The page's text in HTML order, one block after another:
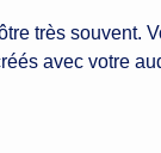
très souvent.
avec votre